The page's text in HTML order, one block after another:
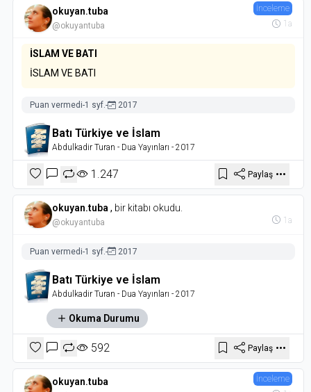
okuyan.tuba
@okuyantuba
İnceleme
1a
İSLAM VE BATI
İSLAM VE BATI
Puan vermedi-1 syf.- 2017
Batı Türkiye ve İslam
Abdulkadir Turan - Dua Yayınları - 2017
1.247 Paylaş
okuyan.tuba , bir kitabı okudu.
@okuyantuba 1a
Puan vermedi-1 syf.- 2017
Batı Türkiye ve İslam
Abdulkadir Turan - Dua Yayınları - 2017
Okuma Durumu
592 Paylaş
okuyan.tuba
İnceleme